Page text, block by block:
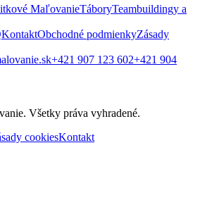
MaľovanieTáboryTeambuildingy a
KontaktObchodné podmienkyZásady
+421 907 123 602+421 904
Všetky práva vyhradené.
cookiesKontakt